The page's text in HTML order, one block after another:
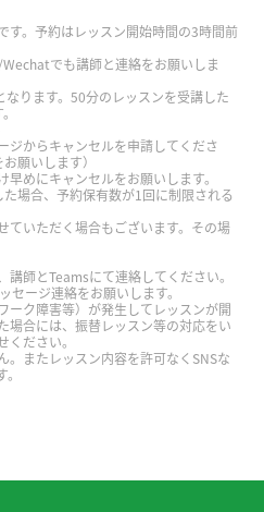
邊慢慢度過這段時光
點一滴地好起來。
聊天总是很轻松、很有意
习中文，也期待跟您聊更
)
以后你们能有更多一起出
和您一起学习。您要注
次见了！( 50代 男性 )
祝愿你女儿能顺利通过公
す。予約はレッスン開始時間の3時間前
でも講師と連絡をお願いしま
ります。50分のレッスンを受講した
ジからキャンセルを申請してくださ
願いします）
めにキャンセルをお願いします。
場合、予約保有数が1回に制限される
ていただく場合もございます。その場
師とTeamsにて連絡してください。
ージ連絡をお願いします。
ーク障害等）が発生してレッスンが開
場合には、振替レッスン等の対応をい
ださい。
。またレッスン内容を許可なくSNSな